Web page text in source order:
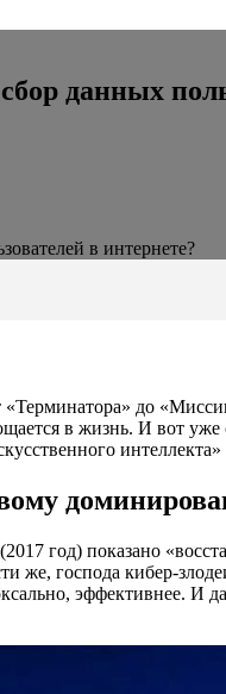
данных
в интернете?
до
в жизнь. И вот
год) показано
же, господа кибер-
эффективнее. И